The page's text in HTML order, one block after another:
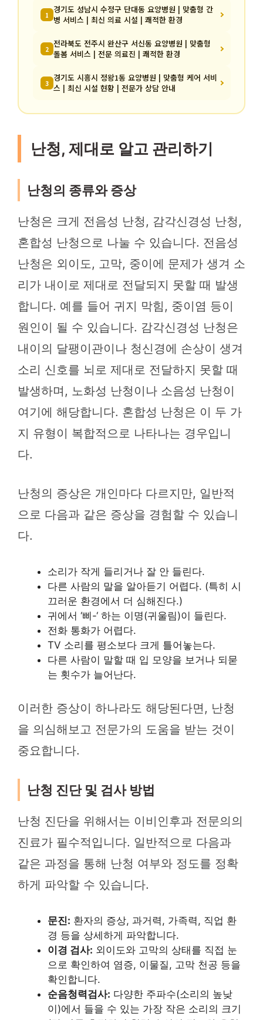
1 경기도 성남시 수정구 단대동 요양병원 | 맞춤형 간
병 서비스 | 최신 의료 시설 | 쾌적한 환경
2 전라북도 전주시 완산구 서신동 요양병원 | 맞춤형
돌봄 서비스 | 전문 의료진 | 쾌적한 환경
3 경기도 시흥시 정왕1동 요양병원 | 맞춤형 케어 서비
스 | 최신 시설 현황 | 전문가 상담 안내
난청, 제대로 알고 관리하기
난청의 종류와 증상
난청은 크게 전음성 난청, 감각신경성 난청,
혼합성 난청으로 나눌 수 있습니다. 전음성
난청은 외이도, 고막, 중이에 문제가 생겨 소
리가 내이로 제대로 전달되지 못할 때 발생
합니다. 예를 들어 귀지 막힘, 중이염 등이
원인이 될 수 있습니다. 감각신경성 난청은
내이의 달팽이관이나 청신경에 손상이 생겨
소리 신호를 뇌로 제대로 전달하지 못할 때
발생하며, 노화성 난청이나 소음성 난청이
여기에 해당합니다. 혼합성 난청은 이 두 가
지 유형이 복합적으로 나타나는 경우입니
다.
난청의 증상은 개인마다 다르지만, 일반적
으로 다음과 같은 증상을 경험할 수 있습니
다.
소리가 작게 들리거나 잘 안 들린다.
다른 사람의 말을 알아듣기 어렵다. (특히 시
끄러운 환경에서 더 심해진다.)
귀에서 ‘삐-‘ 하는 이명(귀울림)이 들린다.
전화 통화가 어렵다.
TV 소리를 평소보다 크게 틀어놓는다.
다른 사람이 말할 때 입 모양을 보거나 되묻
는 횟수가 늘어난다.
이러한 증상이 하나라도 해당된다면, 난청
을 의심해보고 전문가의 도움을 받는 것이
중요합니다.
난청 진단 및 검사 방법
난청 진단을 위해서는 이비인후과 전문의의
진료가 필수적입니다. 일반적으로 다음과
같은 과정을 통해 난청 여부와 정도를 정확
하게 파악할 수 있습니다.
문진: 환자의 증상, 과거력, 가족력, 직업 환
경 등을 상세하게 파악합니다.
이경 검사: 외이도와 고막의 상태를 직접 눈
으로 확인하여 염증, 이물질, 고막 천공 등을
확인합니다.
순음청력검사: 다양한 주파수(소리의 높낮
이)에서 들을 수 있는 가장 작은 소리의 크기